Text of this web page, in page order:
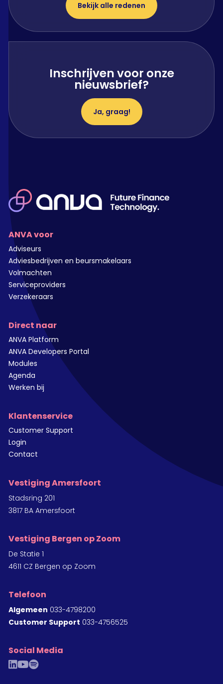
Bekijk alle redenen
Inschrijven voor onze
nieuwsbrief?
Ja, graag!
ANVA voor
Adviseurs
Adviesbedrijven en beursmakelaars
Volmachten
Serviceproviders
Verzekeraars
Direct naar
ANVA Platform
ANVA Developers Portal
Modules
Agenda
Werken bij
Klantenservice
Customer Support
Login
Contact
Vestiging Amersfoort
Stadsring 201
3817 BA Amersfoort
Vestiging Bergen op Zoom
De Statie 1
4611 CZ Bergen op Zoom
Telefoon
Algemeen 033-4798200
Customer Support 033-4756525
Social Media
linkedinyoutubespotify